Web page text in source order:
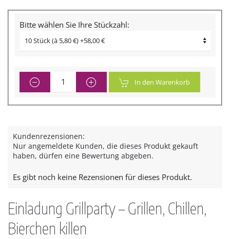
Bitte wählen Sie Ihre Stückzahl:
In den Warenkorb
Kundenrezensionen:
Nur angemeldete Kunden, die dieses Produkt gekauft
haben, dürfen eine Bewertung abgeben.
Es gibt noch keine Rezensionen für dieses Produkt.
Einladung Grillparty – Grillen, Chillen,
Bierchen killen